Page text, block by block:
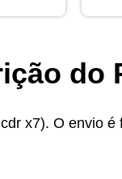
do
x7). O envio